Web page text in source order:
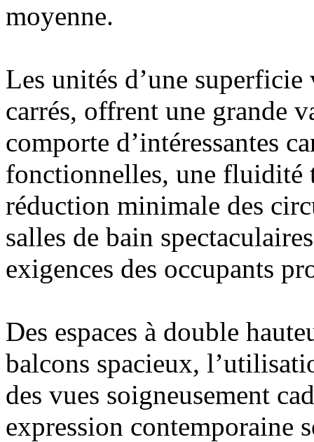
moyenne.
Les unités d’une
carrés, offrent une grande
comporte d’intéressantes
fonctionnelles, une fluidité
réduction minimale des
salles de bain
exigences des occupants
Des espaces à double
balcons spacieux,
des vues soigneusement
expression contemporaine